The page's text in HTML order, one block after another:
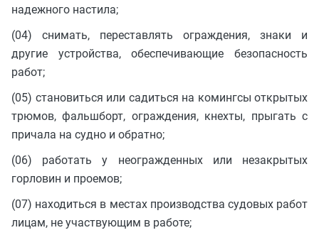
надежного настила;
(04) снимать, переставлять ограждения, знаки и
другие устройства, обеспечивающие безопасность
работ;
(05) становиться или садиться на комингсы открытых
трюмов, фальшборт, ограждения, кнехты, прыгать с
причала на судно и обратно;
(06) работать у неогражденных или незакрытых
горловин и проемов;
(07) находиться в местах производства судовых работ
лицам, не участвующим в работе;